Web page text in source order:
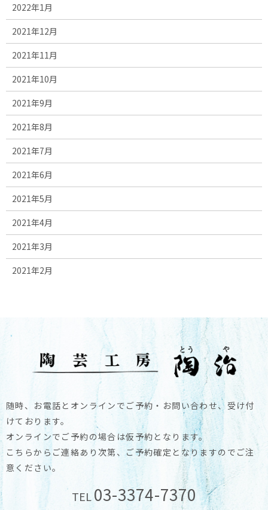
2022年1月
2021年12月
2021年11月
2021年10月
2021年9月
2021年8月
2021年7月
2021年6月
2021年5月
2021年4月
2021年3月
2021年2月
随時、お電話とオンラインでご予約・お問い合わせ、受け付
けております。
オンラインでご予約の場合は仮予約となります。
こちらからご連絡あり次第、ご予約確定となりますのでご注
意ください。
TEL03-3374-7370